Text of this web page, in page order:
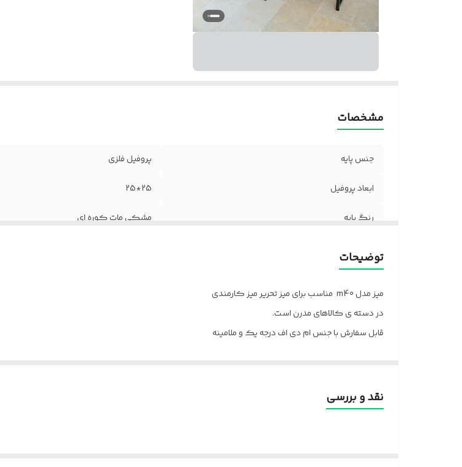
مشخصات
جنس پایه پروفیل فلزی
ابعاد پروفیل 25*25
رنگ پایه مشکی مات کوره ای
توضیحات
میز مدل m40 مناسب برای میز تحریر میز کارمندی
در دسته ی کالاهای مدرن است.
قابل سفارش با جنس ام دی اف درجه یک و ملامینه
نقد و بررسی